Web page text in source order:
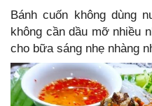
Bánh cuốn không dùng
không cần dầu mỡ nhiều
cho bữa sáng nhẹ nhàng